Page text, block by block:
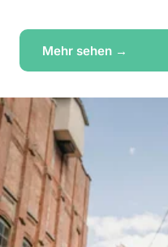
Mehr sehen →